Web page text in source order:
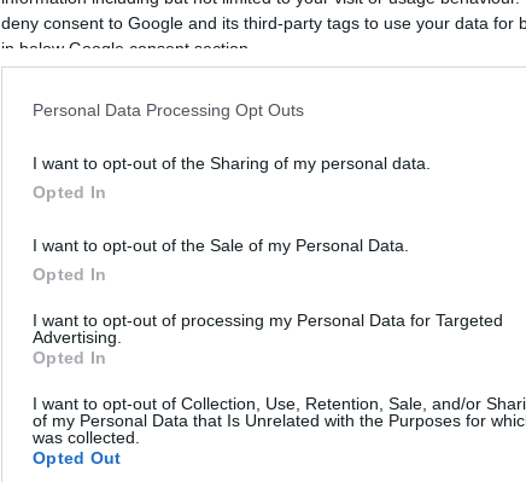
deny consent to Google and its third-party tags to use your data for
in below Google consent section.
Personal Data Processing Opt Outs
I want to opt-out of the Sharing of my personal data.
Opted In
I want to opt-out of the Sale of my Personal Data.
Opted In
I want to opt-out of processing my Personal Data for Targeted
Advertising.
Opted In
I want to opt-out of Collection, Use, Retention, Sale, and/or
of my Personal Data that Is Unrelated with the Purposes for
was collected.
Opted Out